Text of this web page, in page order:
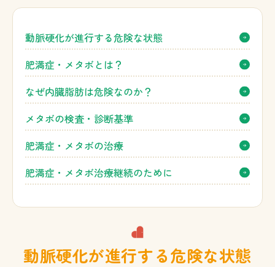
動脈硬化が進行する危険な状態
肥満症・メタボとは？
なぜ内臓脂肪は危険なのか？
メタボの検査・診断基準
肥満症・メタボの治療
肥満症・メタボ治療継続のために
動脈硬化が進行する危険な状態